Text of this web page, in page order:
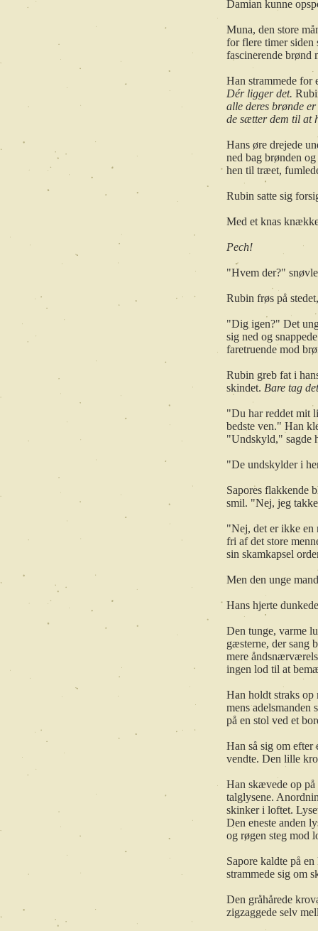
Damian kunne
Muna, den store
for flere timer siden
fascinerende brønd
Han strammede for
Dér ligger det.
alle deres brønde
de sætter dem til at
Hans øre drejede
ned bag brønden
hen til træet,
Rubin satte sig
Med et knas
Pech!
"Hvem der?"
Rubin frøs på
"Dig igen?" Det
sig ned og
faretruende mod
Rubin greb fat i
skindet. Bare tag
"Du har reddet mit
bedste ven." Han
"Undskyld," sagde
"De undskylder i
Sapores flakkende
smil. "Nej, jeg
"Nej, det er ikke en
fri af det store
sin skamkapsel
Men den unge
Hans hjerte
Den tunge, varme
gæsterne, der sang
mere
ingen lod til at
Han holdt straks
mens adelsmanden
på en stol ved et
Han så sig om
vendte. Den lille
Han skævede op
talglysene.
skinker i loftet.
Den eneste anden
og røgen steg mod
Sapore kaldte på
strammede sig om
Den gråhårede
zigzaggede selv